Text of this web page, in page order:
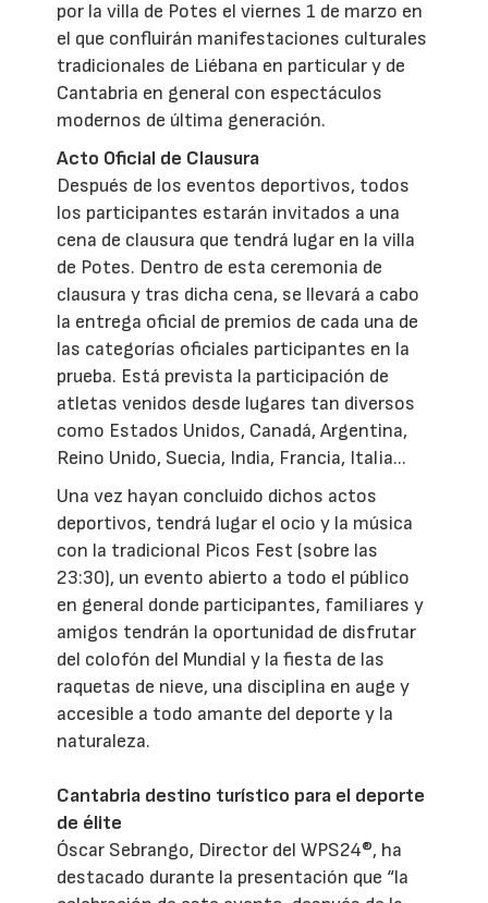
por la villa de Potes el viernes 1 de marzo en
el que confluirán manifestaciones culturales
tradicionales de Liébana en particular y de
Cantabria en general con espectáculos
modernos de última generación.
Acto Oficial de Clausura
Después de los eventos deportivos, todos
los participantes estarán invitados a una
cena de clausura que tendrá lugar en la villa
de Potes. Dentro de esta ceremonia de
clausura y tras dicha cena, se llevará a cabo
la entrega oficial de premios de cada una de
las categorías oficiales participantes en la
prueba. Está prevista la participación de
atletas venidos desde lugares tan diversos
como Estados Unidos, Canadá, Argentina,
Reino Unido, Suecia, India, Francia, Italia...
Una vez hayan concluido dichos actos
deportivos, tendrá lugar el ocio y la música
con la tradicional Picos Fest (sobre las
23:30), un evento abierto a todo el público
en general donde participantes, familiares y
amigos tendrán la oportunidad de disfrutar
del colofón del Mundial y la fiesta de las
raquetas de nieve, una disciplina en auge y
accesible a todo amante del deporte y la
naturaleza.
Cantabria destino turístico para el deporte
de élite
Óscar Sebrango, Director del WPS24®, ha
destacado durante la presentación que “la